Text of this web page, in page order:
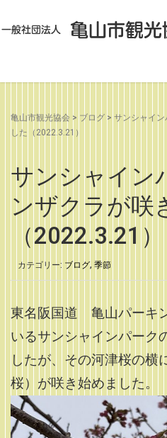
亀山市観光協会 > ブログ > サンシャイン
した（2022.3.21）
サンシャイン
ンザクラが咲
（2022.3.21）
カテゴリー: ブログ, 季節
東名阪国道 亀山パーキ
いるサンシャインパーク
したが、その河津桜の横
桜）が咲き始めました。